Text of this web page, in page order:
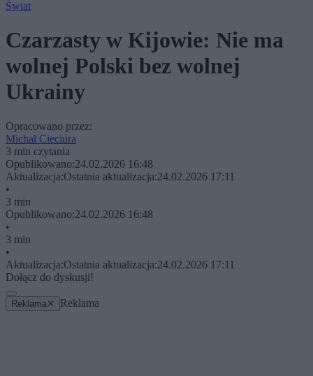
Świat
Czarzasty w Kijowie: Nie ma
wolnej Polski bez wolnej
Ukrainy
Opracowano przez:
Michał Cieciura
3 min czytania
Opublikowano:24.02.2026 16:48
Aktualizacja:Ostatnia aktualizacja:24.02.2026 17:11
•
3 min
Opublikowano:24.02.2026 16:48
•
3 min
•
Aktualizacja:Ostatnia aktualizacja:24.02.2026 17:11
Dołącz do dyskusji!
Reklama ✕ Reklama